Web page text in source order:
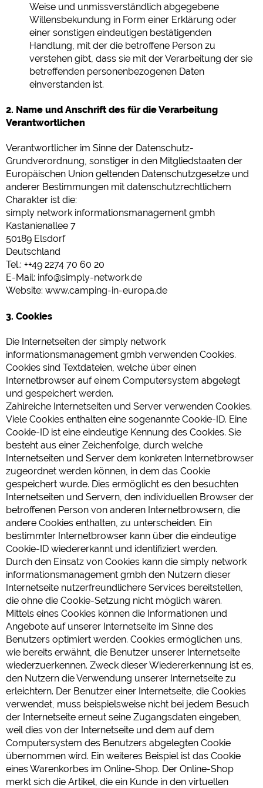
Weise und unmissverständlich abgegebene
Willensbekundung in Form einer Erklärung oder
einer sonstigen eindeutigen bestätigenden
Handlung, mit der die betroffene Person zu
verstehen gibt, dass sie mit der Verarbeitung der sie
betreffenden personenbezogenen Daten
einverstanden ist.
2. Name und Anschrift des für die Verarbeitung
Verantwortlichen
Verantwortlicher im Sinne der Datenschutz-
Grundverordnung, sonstiger in den Mitgliedstaaten der
Europäischen Union geltenden Datenschutzgesetze und
anderer Bestimmungen mit datenschutzrechtlichem
Charakter ist die:
simply network informationsmanagement gmbh
Kastanienallee 7
50189 Elsdorf
Deutschland
Tel.: ++49 2274 70 60 20
E-Mail: info@simply-network.de
Website: www.camping-in-europa.de
3. Cookies
Die Internetseiten der simply network
informationsmanagement gmbh verwenden Cookies.
Cookies sind Textdateien, welche über einen
Internetbrowser auf einem Computersystem abgelegt
und gespeichert werden.
Zahlreiche Internetseiten und Server verwenden Cookies.
Viele Cookies enthalten eine sogenannte Cookie-ID. Eine
Cookie-ID ist eine eindeutige Kennung des Cookies. Sie
besteht aus einer Zeichenfolge, durch welche
Internetseiten und Server dem konkreten Internetbrowser
zugeordnet werden können, in dem das Cookie
gespeichert wurde. Dies ermöglicht es den besuchten
Internetseiten und Servern, den individuellen Browser der
betroffenen Person von anderen Internetbrowsern, die
andere Cookies enthalten, zu unterscheiden. Ein
bestimmter Internetbrowser kann über die eindeutige
Cookie-ID wiedererkannt und identifiziert werden.
Durch den Einsatz von Cookies kann die simply network
informationsmanagement gmbh den Nutzern dieser
Internetseite nutzerfreundlichere Services bereitstellen,
die ohne die Cookie-Setzung nicht möglich wären.
Mittels eines Cookies können die Informationen und
Angebote auf unserer Internetseite im Sinne des
Benutzers optimiert werden. Cookies ermöglichen uns,
wie bereits erwähnt, die Benutzer unserer Internetseite
wiederzuerkennen. Zweck dieser Wiedererkennung ist es,
den Nutzern die Verwendung unserer Internetseite zu
erleichtern. Der Benutzer einer Internetseite, die Cookies
verwendet, muss beispielsweise nicht bei jedem Besuch
der Internetseite erneut seine Zugangsdaten eingeben,
weil dies von der Internetseite und dem auf dem
Computersystem des Benutzers abgelegten Cookie
übernommen wird. Ein weiteres Beispiel ist das Cookie
eines Warenkorbes im Online-Shop. Der Online-Shop
merkt sich die Artikel, die ein Kunde in den virtuellen